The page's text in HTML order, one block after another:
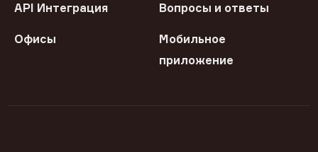
API Интеграция Вопросы и ответы
Офисы
Мобильное
приложение